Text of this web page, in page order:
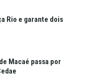
Rio e garante dois
Macaé passa por